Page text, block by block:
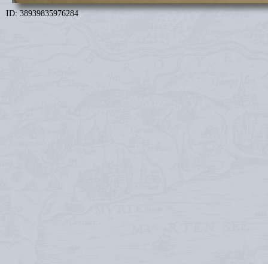
ID: 38939835976284